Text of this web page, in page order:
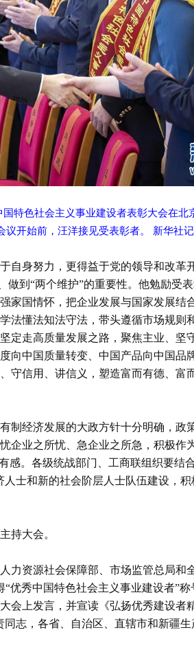
特色社会主义事业建设者表彰大会在北
开始前，汪洋接见受表彰者。 新华社
自身努力，更得益于党的领导和改革
做到“两个维护”的重要性。他勉励受
家国情怀，把企业发展与国家发展结
法懂法知法守法，带头遵循市场规则
定走高质量发展之路，聚焦主业、坚
向中国质量转变、中国产品向中国品
守信用、讲信义，塑造富而有德、富
制经济发展的大政方针十分明确，政
企业之所忧、急企业之所急，积极作
感。各级统战部门、工商联组织要结
士和新的社会阶层人士队伍建设，积
持大会。
力资源社会保障部、市场监管总局和
优秀中国特色社会主义事业建设者”
会上发言，并宣读《弘扬优秀建设者
志，各省、自治区、直辖市和新疆